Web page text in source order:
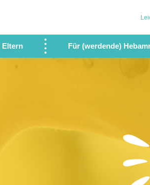
Eltern Für (werdende)